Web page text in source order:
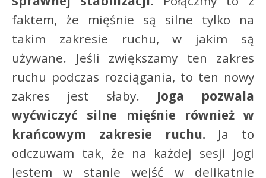
faktem, że mięśnie są silne tylko na
takim zakresie ruchu, w jakim są
używane. Jeśli zwiększamy ten zakres
ruchu podczas rozciągania, to ten nowy
zakres jest słaby. Joga pozwala
wyćwiczyć silne mięśnie również w
krańcowym zakresie ruchu. Ja to
odczuwam tak, że na każdej sesji jogi
jestem w stanie wejść w delikatnie